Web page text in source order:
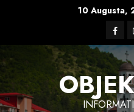
10 Augusta,